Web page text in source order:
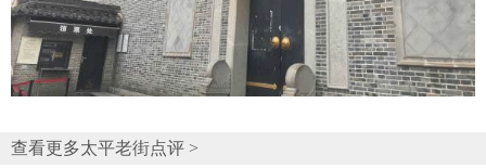
查看更多太平老街点评 >